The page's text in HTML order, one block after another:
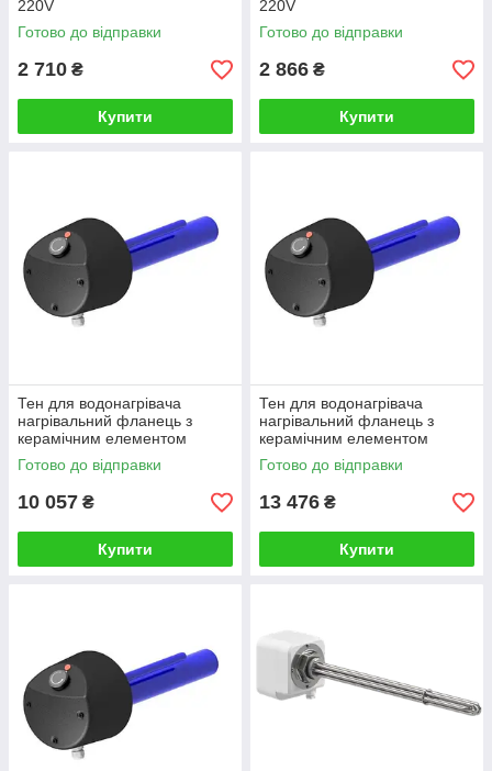
220V
Готово до відправки
2 710 ₴
Купити
220V
Готово до відправки
2 866 ₴
Купити
Тен для водонагрівача
нагрівальний фланець з
керамічним елементом
Drazice TPK 210-12/2,2 кВт
(2110437)
Готово до відправки
10 057 ₴
Купити
Тен для водонагрівача
нагрівальний фланець з
керамічним елементом
Drazice TPK 210-12 3,3 кВт
(2110436)
Готово до відправки
13 476 ₴
Купити